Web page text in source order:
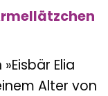
Elia
Alter von